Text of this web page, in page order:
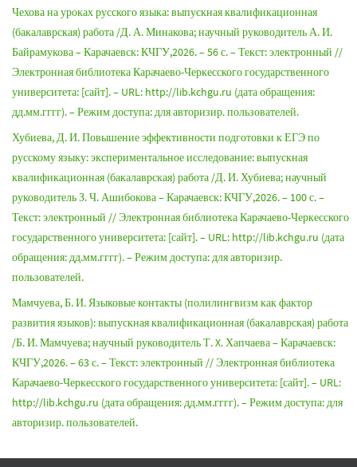
Чехова на уроках русского языка: выпускная квалификационная
(бакалаврская) работа /Д. А. Минакова; научный руководитель А. И.
Байрамукова – Карачаевск: КЧГУ,2026. – 56 с. – Текст: электронный //
Электронная библиотека Карачаево-Черкесского государственного
университета: [сайт]. – URL: http://lib.kchgu.ru (дата обращения:
дд.мм.гггг). – Режим доступа: для авторизир. пользователей.
Хубиева, Д. И. Повышение эффективности подготовки к ЕГЭ по
русскому языку: экспериментальное исследование: выпускная
квалификационная (бакалаврская) работа /Д. И. Хубиева; научный
руководитель З. Ч. Ашибокова – Карачаевск: КЧГУ,2026. – 100 с. –
Текст: электронный // Электронная библиотека Карачаево-Черкесского
государственного университета: [сайт]. – URL: http://lib.kchgu.ru (дата
обращения: дд.мм.гггг). – Режим доступа: для авторизир.
пользователей.
Мамчуева, Б. И. Языковые контакты (полилингвизм как фактор
развития языков): выпускная квалификационная (бакалаврская) работа
/Б. И. Мамчуева; научный руководитель Т. X. Хапчаева – Карачаевск:
КЧГУ,2026. – 63 с. – Текст: электронный // Электронная библиотека
Карачаево-Черкесского государственного университета: [сайт]. – URL:
http://lib.kchgu.ru (дата обращения: дд.мм.гггг). – Режим доступа: для
авторизир. пользователей.